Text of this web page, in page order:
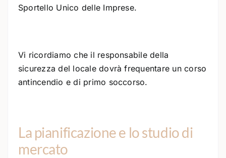
Sportello Unico delle Imprese.
Vi ricordiamo che il responsabile della
sicurezza del locale dovrà frequentare un corso
antincendio e di primo soccorso.
La pianificazione e lo studio di
mercato